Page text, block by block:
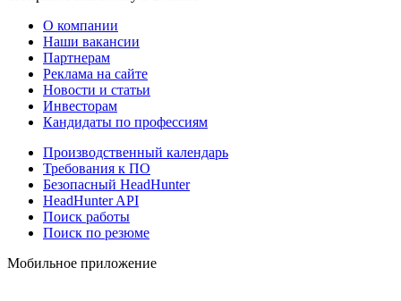
О компании
Наши вакансии
Партнерам
Реклама на сайте
Новости и статьи
Инвесторам
Кандидаты по профессиям
Производственный календарь
Требования к ПО
Безопасный HeadHunter
HeadHunter API
Поиск работы
Поиск по резюме
Мобильное приложение